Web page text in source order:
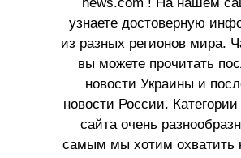
узнаете достоверную
из разных регионов мира.
вы можете прочитать
новости Украины и
новости России. Категории
сайта очень
самым мы хотим охватить